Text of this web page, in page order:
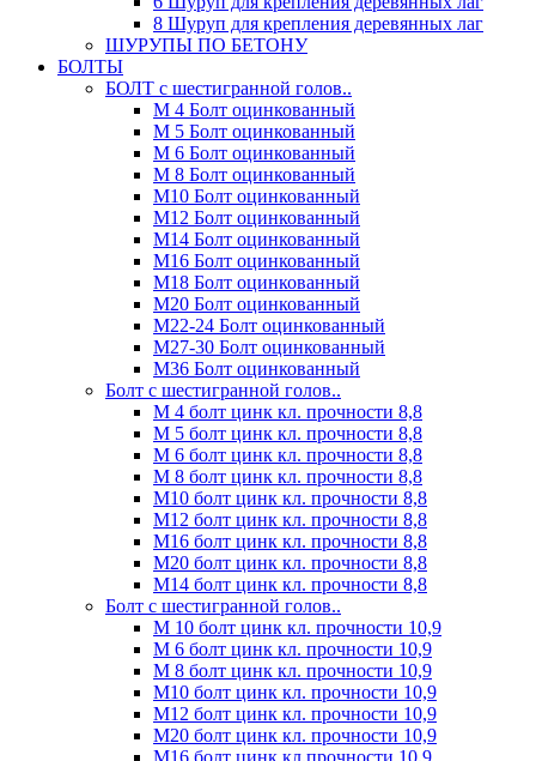
8 Шуруп для крепления деревянных лаг
ШУРУПЫ ПО БЕТОНУ
БОЛТЫ
БОЛТ с шестигранной голов..
М 4 Болт оцинкованный
М 5 Болт оцинкованный
М 6 Болт оцинкованный
М 8 Болт оцинкованный
М10 Болт оцинкованный
М12 Болт оцинкованный
М14 Болт оцинкованный
М16 Болт оцинкованный
М18 Болт оцинкованный
М20 Болт оцинкованный
М22-24 Болт оцинкованный
М27-30 Болт оцинкованный
М36 Болт оцинкованный
Болт с шестигранной голов..
М 4 болт цинк кл. прочности 8,8
М 5 болт цинк кл. прочности 8,8
М 6 болт цинк кл. прочности 8,8
М 8 болт цинк кл. прочности 8,8
М10 болт цинк кл. прочности 8,8
М12 болт цинк кл. прочности 8,8
М16 болт цинк кл. прочности 8,8
М20 болт цинк кл. прочности 8,8
М14 болт цинк кл. прочности 8,8
Болт с шестигранной голов..
М 10 болт цинк кл. прочности 10,9
М 6 болт цинк кл. прочности 10,9
М 8 болт цинк кл. прочности 10,9
М10 болт цинк кл. прочности 10,9
М12 болт цинк кл. прочности 10,9
М20 болт цинк кл. прочности 10,9
М16 болт цинк кл.прочности 10,9